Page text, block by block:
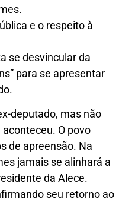
e o respeito à
se desvincular da
para se apresentar
deputado, mas não
O povo
de apreensão. Na
jamais se alinhará a
da Alece.
seu retorno ao